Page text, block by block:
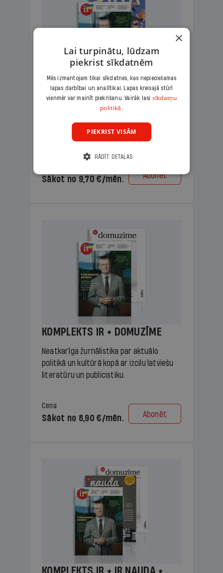
KOMPLEKTS IR + LASIS
Ģimenes komplekts – aizraujošs
lasāmžurnāls bērniem un analītiska
lasāmviela vecākiem.
Sākot no 9,70 €/mēn. Abonēt
KOMPLEKTS IR + DOMUZĪME
Neatkarīga žurnālistika par aktuālo
politikā un kultūrā kopā ar izcilu latviešu
literatūru un publicistiku.
Cena
Sākot no 8,90 €/mēn. Abonēt
×
Lai turpinātu, lūdzam
piekrist sīkdatnēm
Mēs izmantojam tikai sīkdatnes, kas nepieciešamas
lapas darbībai un analītikai. Lapas kreisajā stūrī
vienmēr var mainīt piekrišanu. Vairāk lasi sīkdatņu
politikā.
PIEKRIST VISĀM
RĀDĪT DETAĻAS